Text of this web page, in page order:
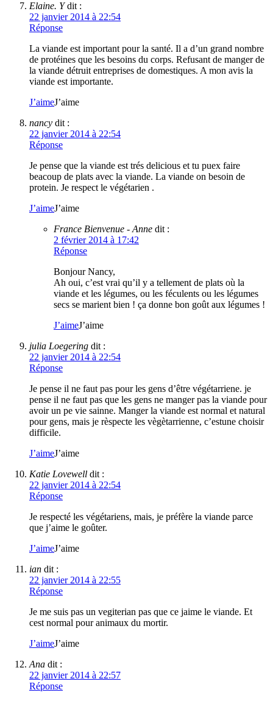
Elaine. Y dit :
22 janvier 2014 à 22:54
Réponse
La viande est important pour la santé. Il a d’un grand nombre
de protéines que les besoins du corps. Refusant de manger de
la viande détruit entreprises de domestiques. A mon avis la
viande est importante.
J’aimeJ’aime
nancy dit :
22 janvier 2014 à 22:54
Réponse
Je pense que la viande est trés delicious et tu puex faire
beacoup de plats avec la viande. La viande on besoin de
protein. Je respect le végétarien .
J’aimeJ’aime
France Bienvenue - Anne dit :
2 février 2014 à 17:42
Réponse
Bonjour Nancy,
Ah oui, c’est vrai qu’il y a tellement de plats où la
viande et les légumes, ou les féculents ou les légumes
secs se marient bien ! ça donne bon goût aux légumes !
J’aimeJ’aime
julia Loegering dit :
22 janvier 2014 à 22:54
Réponse
Je pense il ne faut pas pour les gens d’être végétarriene. je
pense il ne faut pas que les gens ne manger pas la viande pour
avoir un pe vie sainne. Manger la viande est normal et natural
pour gens, mais je rèspecte les vègètarrienne, c’estune choisir
difficile.
J’aimeJ’aime
Katie Lovewell dit :
22 janvier 2014 à 22:54
Réponse
Je respecté les végétariens, mais, je préfère la viande parce
que j’aime le goûter.
J’aimeJ’aime
ian dit :
22 janvier 2014 à 22:55
Réponse
Je me suis pas un vegiterian pas que ce jaime le viande. Et
cest normal pour animaux du mortir.
J’aimeJ’aime
Ana dit :
22 janvier 2014 à 22:57
Réponse